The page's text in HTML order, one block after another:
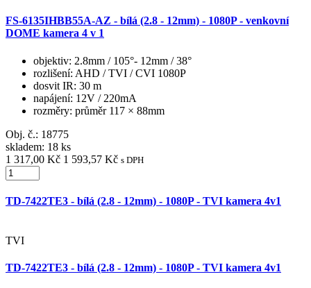
FS-6135IHBB55A-AZ - bílá (2.8 - 12mm) - 1080P - venkovní
DOME kamera 4 v 1
objektiv: 2.8mm / 105°- 12mm / 38°
rozlišení: AHD / TVI / CVI 1080P
dosvit IR: 30 m
napájení: 12V / 220mA
rozměry: průměr 117 × 88mm
Obj. č.: 18775
skladem: 18 ks
1 317,00 Kč 1 593,57 Kč s DPH
TD-7422TE3 - bílá (2.8 - 12mm) - 1080P - TVI kamera 4v1
TVI
TD-7422TE3 - bílá (2.8 - 12mm) - 1080P - TVI kamera 4v1